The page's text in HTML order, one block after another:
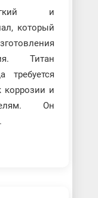
и
который
Титан
требуется
коррозии и
Он